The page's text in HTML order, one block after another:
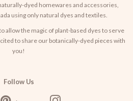
dyed homewares and accessories,
using only natural dyes and textiles.
allow the magic of plant-based dyes to serve
to share our botanically-dyed pieces with
you!
Follow Us